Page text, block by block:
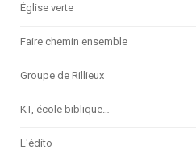
Église verte
Faire chemin ensemble
Groupe de Rillieux
KT, école biblique…
L'édito